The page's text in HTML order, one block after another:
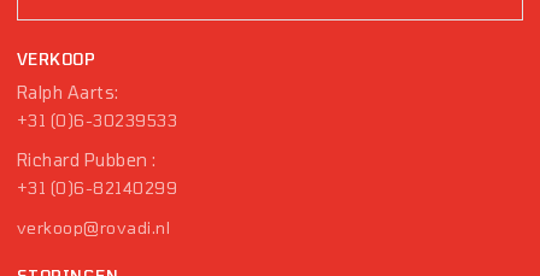
VERKOOP
Ralph Aarts:
+31 (0)6-30239533
Richard Pubben :
+31 (0)6-82140299
verkoop@rovadi.nl